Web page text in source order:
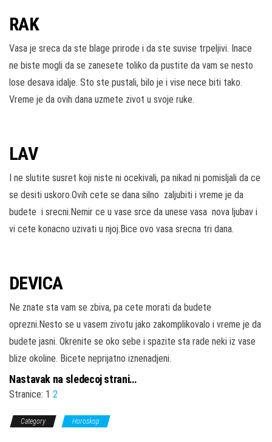
RAK
Vasa je sreca da ste blage prirode i da ste suvise trpeljivi. Inace
ne biste mogli da se zanesete toliko da pustite da vam se nesto
lose desava idalje. Sto ste pustali, bilo je i vise nece biti tako.
Vreme je da ovih dana uzmete zivot u svoje ruke.
LAV
I ne slutite susret koji niste ni ocekivali, pa nikad ni pomisljali da ce
se desiti uskoro.Ovih cete se dana silno zaljubiti i vreme je da
budete i srecni.Nemir ce u vase srce da unese vasa nova ljubav i
vi cete konacno uzivati u njoj.Bice ovo vasa srecna tri dana.
DEVICA
Ne znate sta vam se zbiva, pa cete morati da budete
oprezni.Nesto se u vasem zivotu jako zakomplikovalo i vreme je da
budete jasni. Okrenite se oko sebe i spazite sta rade neki iz vase
blize okoline. Bicete neprijatno iznenadjeni.
Nastavak na sledecoj strani…
Stranice: 1 2
Category Horoskop